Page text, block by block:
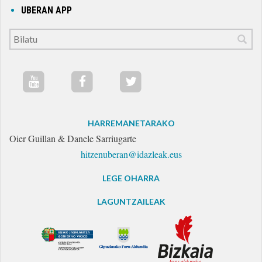
UBERAN APP
HARREMANETARAKO
Oier Guillan & Danele Sarriugarte
hitzenuberan@idazleak.eus
LEGE OHARRA
LAGUNTZAILEAK